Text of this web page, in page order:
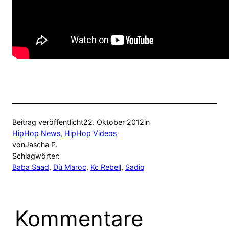
Beitrag veröffentlicht22. Oktober 2012in
HipHop News, HipHop Videos
vonJascha P.
Schlagwörter:
Baba Saad, Dù Maroc, Kc Rebell, Sadiq
Kommentare